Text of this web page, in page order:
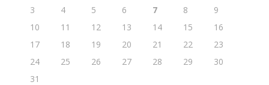
3
4 5 6 7 8
9
10
11 12 13 14 15
16
17
18 19 20 21 22
23
24
25 26 27 28 29
30
31